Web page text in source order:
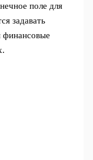
поле для
задавать
финансовые